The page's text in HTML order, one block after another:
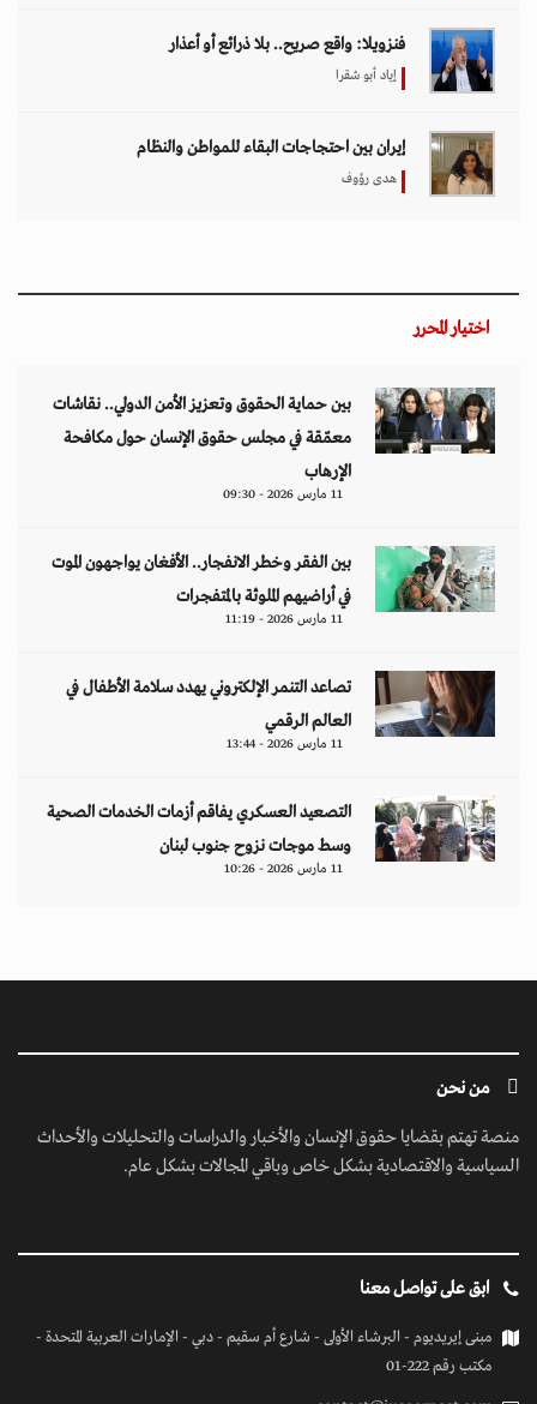
فنزويلا: واقع صريح.. بلا ذرائع أو أعذار
إياد أبو شقرا
إيران بين احتجاجات البقاء للمواطن والنظام
هدى رؤوف
اختيار المحرر
بين حماية الحقوق وتعزيز الأمن الدولي.. نقاشات
معمّقة في مجلس حقوق الإنسان حول مكافحة
الإرهاب
11 مارس 2026 - 09:30
بين الفقر وخطر الانفجار.. الأفغان يواجهون الموت
في أراضيهم الملوثة بالمتفجرات
11 مارس 2026 - 11:19
تصاعد التنمر الإلكتروني يهدد سلامة الأطفال في
العالم الرقمي
11 مارس 2026 - 13:44
التصعيد العسكري يفاقم أزمات الخدمات الصحية
وسط موجات نزوح جنوب لبنان
11 مارس 2026 - 10:26
من نحن
منصة تهتم بقضايا حقوق الإنسان والأخبار والدراسات والتحليلات والأحداث
السياسية والاقتصادية بشكل خاص وباقي المجالات بشكل عام.
ابق على تواصل معنا
مبنى إيريديوم - البرشاء الأولى - شارع أم سقيم - دبي - الإمارات العربية المتحدة -
مكتب رقم 222-01